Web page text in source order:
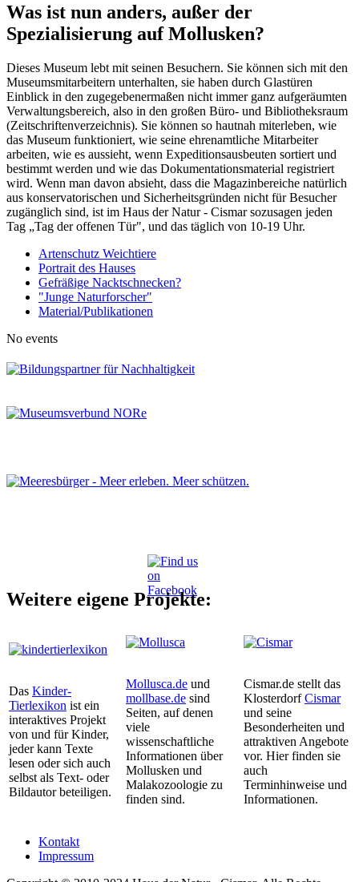
Was ist nun anders, außer der
Spezialisierung auf Mollusken?
Dieses Museum lebt mit seinen Besuchern. Sie können sich mit den
Museumsmitarbeitern unterhalten, sie haben durch Glastüren
Einblick in den zugegebenermaßen nicht immer ganz aufgeräumten
Verwaltungsbereich, also in den großen Büro- und Bibliotheksraum
(Zeitschriftenverzeichnis). Sie können so hautnah miterleben, wie
das Museum funktioniert, wie seine ehrenamtliche Mitarbeiter
arbeiten, wie es aussieht, wenn Expeditionsausbeuten sortiert und
bestimmt werden und wie das Dokumentationsmaterial registriert
wird. Wenn man davon absieht, dass die Magazinbereiche natürlich
aus konservatorischen und Sicherheitsgründen nicht für Besucher
zugänglich sind, ist im Haus der Natur - Cismar sozusagen jeden
Tag „Tag der offenen Tür", und das täglich von 10-19 Uhr.
Artenschutz Weichtiere
Portrait des Hauses
Gefräßige Nacktschnecken?
"Junge Naturforscher"
Material/Publikationen
No events
Weitere eigene Projekte:
Das Kinder-
Tierlexikon ist ein
interaktives Projekt
von und für Kinder,
jeder kann Texte
lesen oder sich auch
selbst als Text- oder
Bildautor beteiligen.
Mollusca.de und
mollbase.de sind
Seiten, auf denen
viele
wissenschaftliche
Informationen über
Mollusken und
Malakozoologie zu
finden sind.
Cismar.de stellt das
KlosterdorfCismar
und seine
Besonderheiten und
attraktiven Angebote
vor. Hier finden sie
auch
Terminhinweise und
Informationen.
Kontakt
Impressum